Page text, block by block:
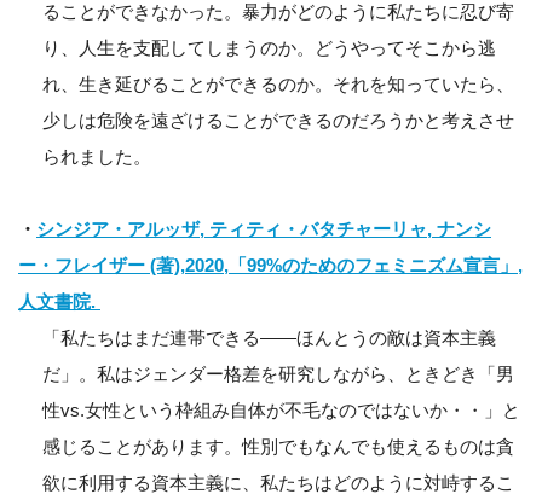
ることができなかった。暴力がどのように私たちに忍び寄
り、人生を支配してしまうのか。どうやってそこから逃
れ、生き延びることができるのか。それを知っていたら、
少しは危険を遠ざけることができるのだろうかと考えさせ
られました。
・ シンジア・アルッザ, ティティ・バタチャーリャ, ナンシ
ー・フレイザー (著),2020,「99%のためのフェミニズム宣言」,
人文書院.
「私たちはまだ連帯できる――ほんとうの敵は資本主義
だ」。私はジェンダー格差を研究しながら、ときどき「男
性vs.女性という枠組み自体が不毛なのではないか・・」と
感じることがあります。性別でもなんでも使えるものは貪
欲に利用する資本主義に、私たちはどのように対峙するこ